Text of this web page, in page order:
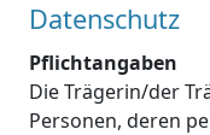
Datenschutz
Pflichtangaben
Die Trägerin/der
Personen, deren